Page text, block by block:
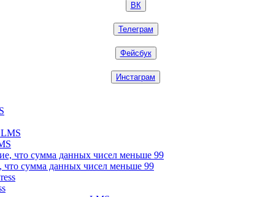
ВК
Телеграм
Фейсбук
Инстаграм
что сумма данных чисел меньше 99